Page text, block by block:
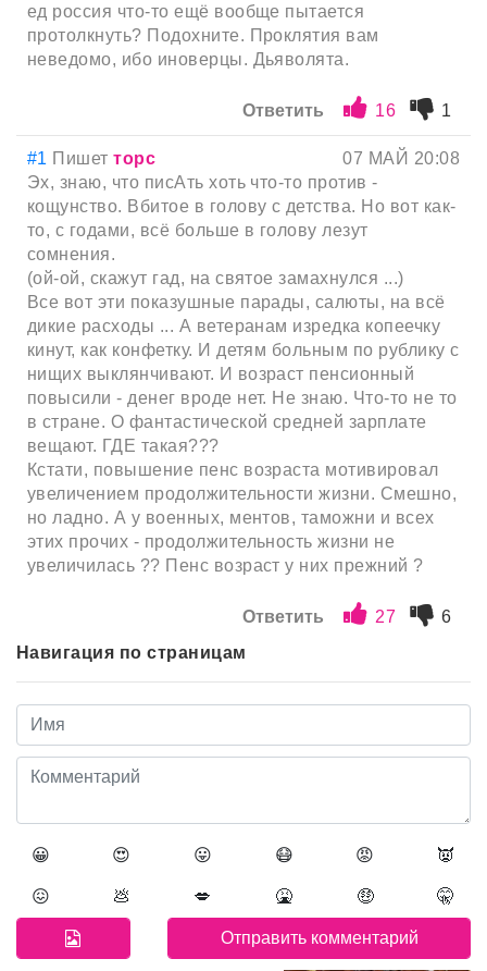
ед россия что-то ещё вообще пытается
протолкнуть? Подохните. Проклятия вам
неведомо, ибо иноверцы. Дьяволята.
Ответить 16 1
#1 Пишетторс
07 МАЙ 20:08
Эх, знаю, что писАть хоть что-то против -
кощунство. Вбитое в голову с детства. Но вот как-
то, с годами, всё больше в голову лезут
сомнения.
(ой-ой, скажут гад, на святое замахнулся ...)
Все вот эти показушные парады, салюты, на всё
дикие расходы ... А ветеранам изредка копеечку
кинут, как конфетку. И детям больным по рублику с
нищих выклянчивают. И возраст пенсионный
повысили - денег вроде нет. Не знаю. Что-то не то
в стране. О фантастической средней зарплате
вещают. ГДЕ такая???
Кстати, повышение пенс возраста мотивировал
увеличением продолжительности жизни. Смешно,
но ладно. А у военных, ментов, таможни и всех
этих прочих - продолжительность жизни не
увеличилась ?? Пенс возраст у них прежний ?
Ответить 27
6
Навигация по страницам
😀 😍 😛 😷 😡 👿
😖 💩 💋 🤮 🤑 🤫